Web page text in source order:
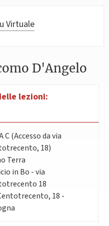
Virtuale
D'Angelo
lezioni:
C (Accesso da via
18)
Terra
in Bo - via
18
18 -